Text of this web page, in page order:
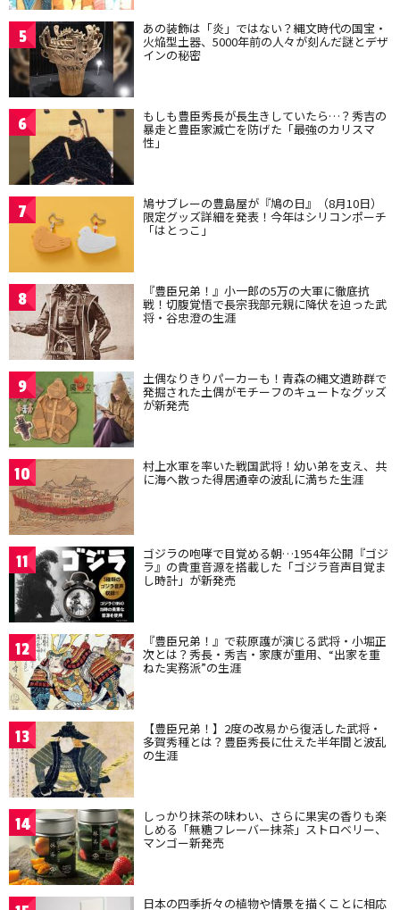
5 あの装飾は「炎」ではない？縄文時代の国宝・
火焔型土器、5000年前の人々が刻んだ謎とデザ
インの秘密
6 もしも豊臣秀長が長生きしていたら…？秀吉の
暴走と豊臣家滅亡を防げた「最強のカリスマ
性」
7 鳩サブレーの豊島屋が『鳩の日』（8月10日）
限定グッズ詳細を発表！今年はシリコンポーチ
「はとっこ」
8 『豊臣兄弟！』小一郎の5万の大軍に徹底抗
戦！切腹覚悟で長宗我部元親に降伏を迫った武
将・谷忠澄の生涯
9 土偶なりきりパーカーも！青森の縄文遺跡群で
発掘された土偶がモチーフのキュートなグッズ
が新発売
10 村上水軍を率いた戦国武将！幼い弟を支え、共
に海へ散った得居通幸の波乱に満ちた生涯
11 ゴジラの咆哮で目覚める朝…1954年公開『ゴジ
ラ』の貴重音源を搭載した「ゴジラ音声目覚ま
し時計」が新発売
12 『豊臣兄弟！』で萩原護が演じる武将・小堀正
次とは？秀長・秀吉・家康が重用、“出家を重
ねた実務派”の生涯
13 【豊臣兄弟！】2度の改易から復活した武将・
多賀秀種とは？豊臣秀長に仕えた半年間と波乱
の生涯
14 しっかり抹茶の味わい、さらに果実の香りも楽
しめる「無糖フレーバー抹茶」ストロベリー、
マンゴー新発売
日本の四季折々の植物や情景を描くことに相応